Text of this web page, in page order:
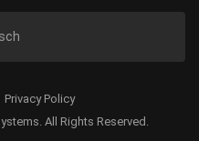
All Rights Reserved.
Privacy Policy